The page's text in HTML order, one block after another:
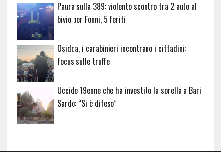
Paura sulla 389: violento scontro tra 2 auto al
bivio per Fonni, 5 feriti
Osidda, i carabinieri incontrano i cittadini:
focus sulle truffe
Uccide 19enne che ha investito la sorella a Bari
Sardo: “Si è difeso”